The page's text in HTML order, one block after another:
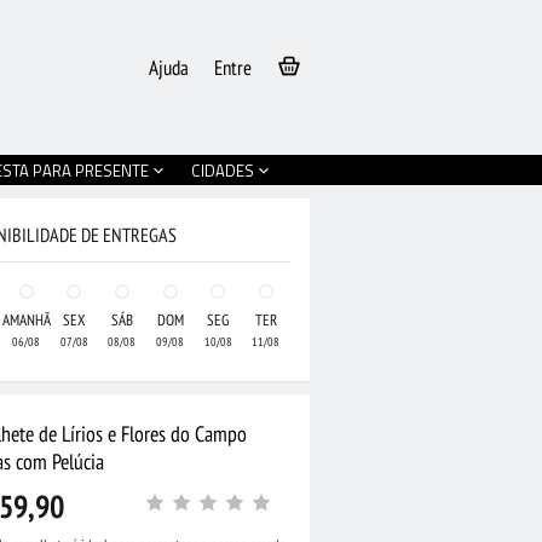
Entre
Ajuda
PARA PRESENTE CIDADES
DE ENTREGAS
AMANHÃ
06/08
SEX
07/08
SÁB
08/08
DOM
09/08
SEG
10/08
TER
11/08
de Lírios e Flores do Campo
com Pelúcia